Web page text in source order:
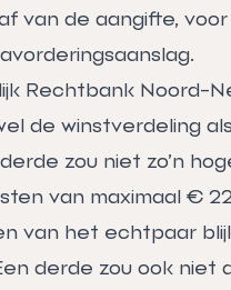
van de aangifte,
Rechtbank Noord-
de winstverdeling
zou niet zo’n
van maximaal €
van het echtpaar
derde zou ook niet